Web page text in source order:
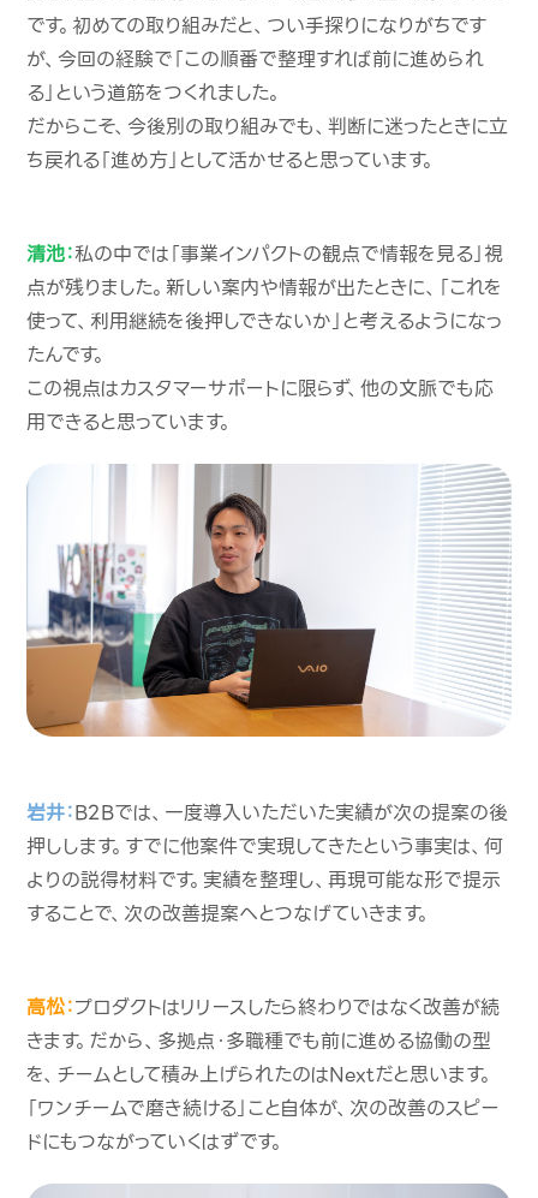
です。初めての取り組みだと、つい手探りになりがちです
が、今回の経験で「この順番で整理すれば前に進められ
る」という道筋をつくれました。
だからこそ、今後別の取り組みでも、判断に迷ったときに立
ち戻れる「進め方」として活かせると思っています。
清池：私の中では「事業インパクトの観点で情報を見る」視
点が残りました。新しい案内や情報が出たときに、「これを
使って、利用継続を後押しできないか」と考えるようになっ
たんです。
この視点はカスタマーサポートに限らず、他の文脈でも応
用できると思っています。
岩井：B2Bでは、一度導入いただいた実績が次の提案の後
押しします。すでに他案件で実現してきたという事実は、何
よりの説得材料です。実績を整理し、再現可能な形で提示
することで、次の改善提案へとつなげていきます。
高松：プロダクトはリリースしたら終わりではなく改善が続
きます。だから、多拠点・多職種でも前に進める協働の型
を、チームとして積み上げられたのはNextだと思います。
「ワンチームで磨き続ける」こと自体が、次の改善のスピー
ドにもつながっていくはずです。